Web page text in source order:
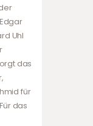
Uhl
das
für
das